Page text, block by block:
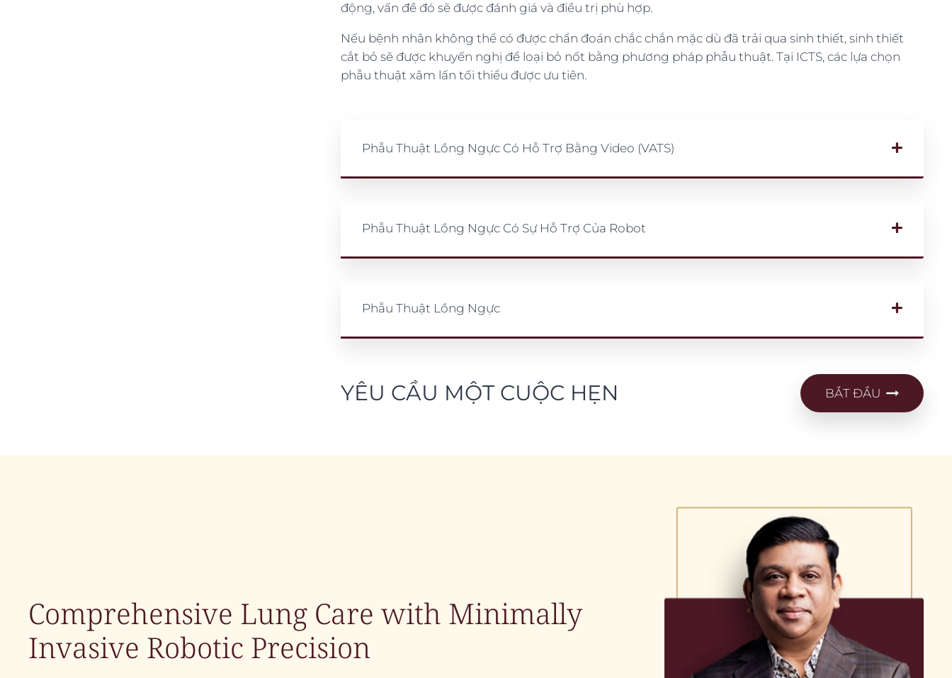
động, vấn đề đó sẽ được đánh giá và điều trị phù hợp.
Nếu bệnh nhân không thể có được chẩn đoán chắc chắn mặc dù đã trải qua sinh thiết, sinh thiết
cắt bỏ sẽ được khuyến nghị để loại bỏ nốt bằng phương pháp phẫu thuật. Tại ICTS, các lựa chọn
phẫu thuật xâm lấn tối thiểu được ưu tiên.
Phẫu Thuật Lồng Ngực Có Hỗ Trợ Bằng Video (VATS)
Phẫu Thuật Lồng Ngực Có Sự Hỗ Trợ Của Robot
Phẫu Thuật Lồng Ngực
YÊU CẦU MỘT CUỘC HẸN BẮT ĐẦU
Comprehensive Lung Care with Minimally
Invasive Robotic Precision